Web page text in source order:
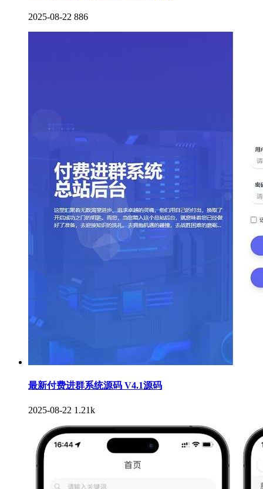
2025-08-22 886
最新付费进群系统源码 V4.1源码
2025-08-22 1.21k